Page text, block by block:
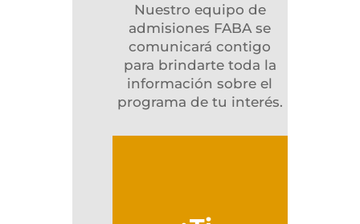
Nuestro equipo de
admisiones FABA se
comunicará contigo
para brindarte toda la
información sobre el
programa de tu interés.